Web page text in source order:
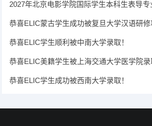
2027年北京电影学院国际学生本科生表导
恭喜ELIC蒙古学生成功被复旦大学汉语研修
恭喜ELIC学生顺利被中南大学录取！
恭喜ELIC美籍学生被上海交通大学医学院录
恭喜ELIC学生成功被西南大学录取！